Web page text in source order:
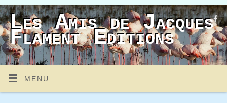
Les Amis de Jacques
Flament Editions
MENU